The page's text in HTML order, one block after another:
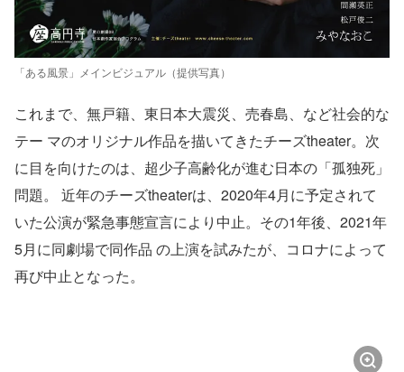
「ある風景」メインビジュアル（提供写真）
これまで、無戸籍、東日本大震災、売春島、など社会的な
テー マのオリジナル作品を描いてきたチーズtheater。次
に目を向けたのは、超少子高齢化が進む日本の「孤独死」
問題。 近年のチーズtheaterは、2020年4月に予定されて
いた公演が緊急事態宣言により中止。その1年後、2021年
5月に同劇場で同作品 の上演を試みたが、コロナによって
再び中止となった。